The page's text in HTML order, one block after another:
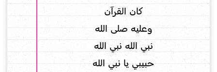
كان القرآن
وعليه صلى الله
نبي الله نبي الله
حبيبي يا نبي الله